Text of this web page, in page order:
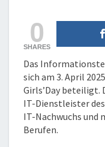
0
SHARES
Das
sich am 3. April
Girls’Day
IT-Dienstleister
IT-Nachwuchs und
Berufen.